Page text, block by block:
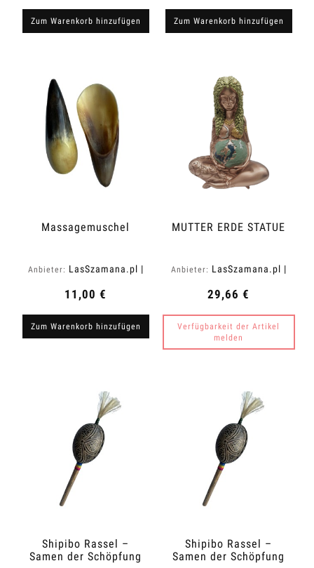
Zum Warenkorb hinzufügen Zum Warenkorb hinzufügen
Massagemuschel
Anbieter: LasSzamana.pl |
11,00 €
Zum Warenkorb hinzufügen
MUTTER ERDE STATUE
Anbieter: LasSzamana.pl |
29,66 €
Verfügbarkeit der Artikel
melden
Shipibo Rassel –
Samen der Schöpfung
Shipibo Rassel –
Samen der Schöpfung